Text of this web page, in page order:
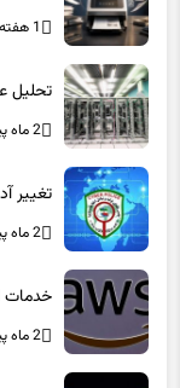
1 هفته پیش
تحلیل عملکرد
2 ماه پیش
تغییر
2 ماه پیش
خدمات
2 ماه پیش